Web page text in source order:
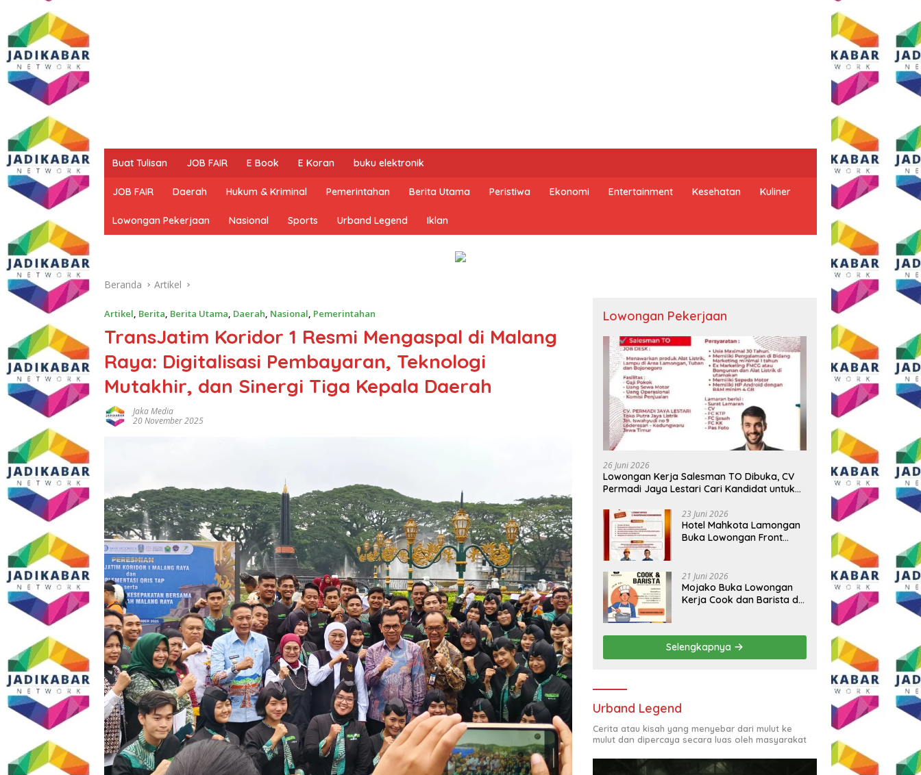
Buat Tulisan JOB FAIR E Book E Koran buku elektronik
JOB FAIR Daerah Hukum & Kriminal Pemerintahan Berita Utama Peristiwa Ekonomi Entertainment Kesehatan Kuliner
Lowongan Pekerjaan Nasional Sports Urband Legend Iklan
Beranda Artikel
Artikel, Berita, Berita Utama, Daerah, Nasional, Pemerintahan
TransJatim Koridor 1 Resmi Mengaspal di Malang
Raya: Digitalisasi Pembayaran, Teknologi
Mutakhir, dan Sinergi Tiga Kepala Daerah
Jaka Media
20 November 2025
Lowongan Pekerjaan
26 Juni 2026
Lowongan Kerja Salesman TO Dibuka, CV
Permadi Jaya Lestari Cari Kandidat untuk
23 Juni 2026
Hotel Mahkota Lamongan
Buka Lowongan Front
Syaratnya
21 Juni 2026
Mojako Buka Lowongan
Kerja Cook dan Barista di
Selengkapnya
Urband Legend
Cerita atau kisah yang menyebar dari mulut ke
mulut dan dipercaya secara luas oleh masyarakat